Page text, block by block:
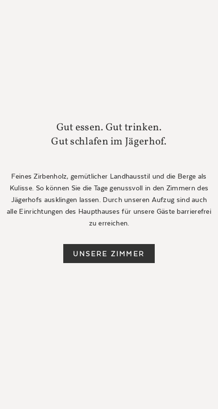
Gut essen. Gut trinken.
Gut schlafen im Jägerhof.
Feines Zirbenholz, gemütlicher Landhausstil und die Berge als
Kulisse. So können Sie die Tage genussvoll in den Zimmern des
Jägerhofs ausklingen lassen. Durch unseren Aufzug sind auch
alle Einrichtungen des Haupthauses für unsere Gäste barrierefrei
zu erreichen.
UNSERE ZIMMER